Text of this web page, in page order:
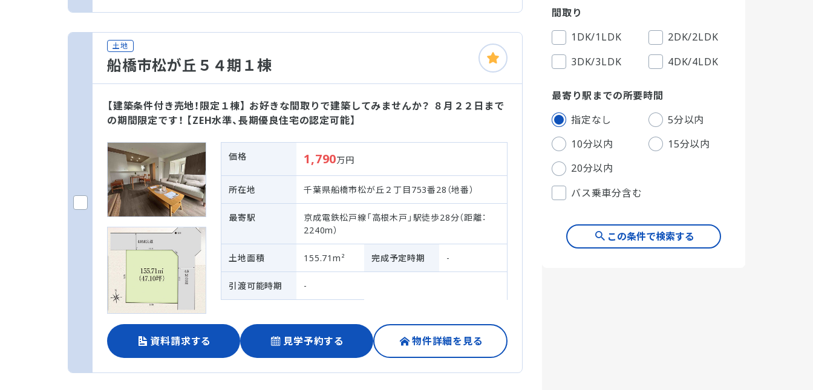
土地
船橋市松が丘５４期１棟
【建築条件付き売地！限定１棟】 お好きな間取りで建築してみませんか？ ８月２２日まで
の期間限定です！ 【ZEH水準、長期優良住宅の認定可能】
価格 1,790万円
所在地 千葉県船橋市松が丘２丁目753番28（地番）
最寄駅
京成電鉄松戸線「高根木戸」駅徒歩28分（距離：
2240m）
土地面積 155.71m² 完成予定時期 -
引渡可能時期 -
資料請求する 見学予約する 物件詳細を見る
間取り
1DK/1LDK
2DK/2LDK
3DK/3LDK
4DK/4LDK
最寄り駅までの所要時間
指定なし
5分以内
10分以内
15分以内
20分以内
バス乗車分含む
この条件で検索する